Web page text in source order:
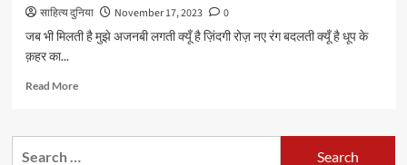
साहित्य दुनिया November 17, 2023
0
जब भी मिलती है मुझे अजनबी लगती क्यूँ है ज़िंदगी रोज़ नए रंग बदलती क्यूँ है धूप के
क़हर का...
Read MoreRead
शहरयार